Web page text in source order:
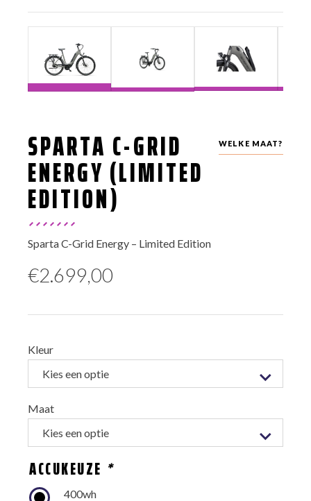
WELKE MAAT?
SPARTA C-GRID
ENERGY (LIMITED
EDITION)
Sparta C-Grid Energy – Limited Edition
€2.699,00
Kleur
Maat
ACCUKEUZE *
400wh